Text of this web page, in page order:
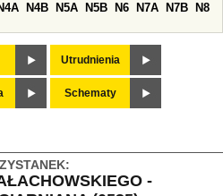
N4B N5A N5B N6 N7A N7B
N8
Utrudnienia
Schematy
-